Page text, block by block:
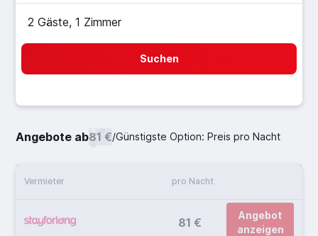
2 Gäste, 1 Zimmer
Suchen
Angebote ab81 €/Günstigste Option: Preis pro Nacht
Vermieter pro Nacht
81 €
Angebot
anzeigen